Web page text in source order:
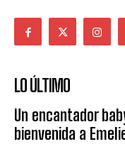
LO ÚLTIMO
Un encantador
bienvenida a